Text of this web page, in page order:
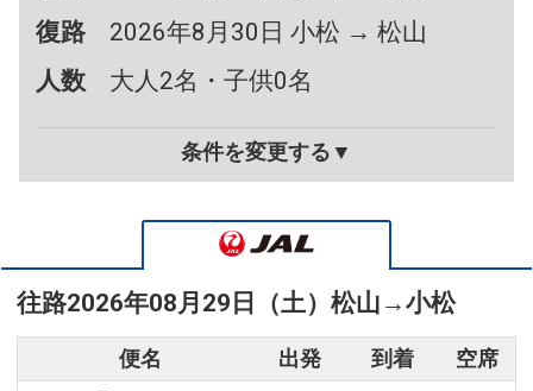
復路
2026年8月30日 小松 → 松山
人数
大人2名・子供0名
条件を変更する▼
往路2026年08月29日（土） 松山 →小松
便名 出発 到着 空席